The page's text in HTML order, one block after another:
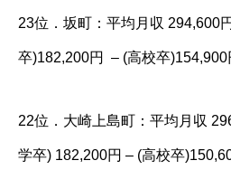
23位．坂町：平均月収
卒)182,200円 – (高校卒)154,900
22位．大崎上島町：平均月収
学卒) 182,200円 – (高校卒